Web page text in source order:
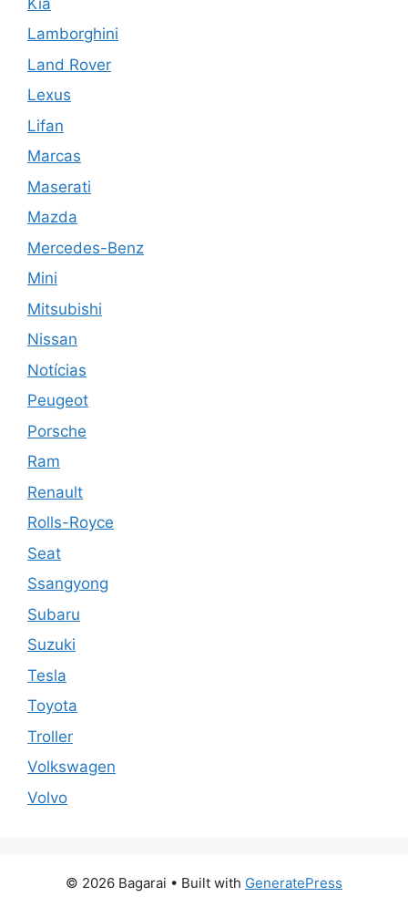
Lamborghini
Land Rover
Lexus
Lifan
Marcas
Maserati
Mazda
Mercedes-Benz
Mini
Mitsubishi
Nissan
Notícias
Peugeot
Porsche
Ram
Renault
Rolls-Royce
Seat
Ssangyong
Subaru
Suzuki
Tesla
Toyota
Troller
Volkswagen
Volvo
© 2026 Bagarai • Built with GeneratePress